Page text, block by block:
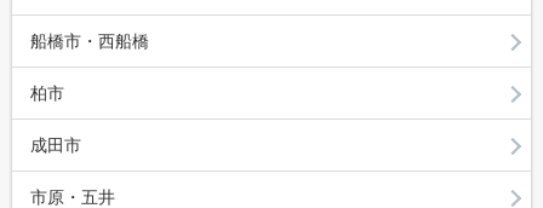
船橋市・西船橋
柏市
成田市
市原・五井